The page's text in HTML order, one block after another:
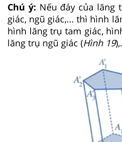
Chú ý: Nếu đáy của lăng
giác, ngũ giác,... thì hình
hình lăng trụ tam giác,
lăng trụ ngũ giác (Hình 19